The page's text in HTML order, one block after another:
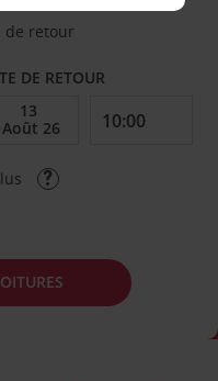
de retour
DE RETOUR